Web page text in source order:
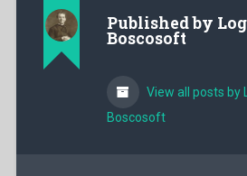
Published by
Boscosoft
View all posts by
Boscosoft